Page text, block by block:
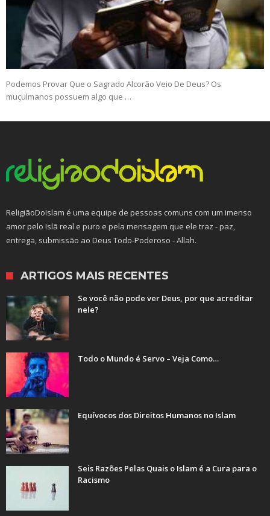
Podemos Provar Que o Sagrado Alcorão Veio De Deus? Os
muçulmanos possuem algo que …
ReligiãoDoIslam é uma equipe de pessoas comuns com um imenso
amor pelo Islã real e puro e pela mensagem que ele traz - paz,
entrega, submissão ao Deus Todo-Poderoso - Allah.
ARTIGOS MAIS RECENTES
Se você não pode ver Deus, por que acreditar
nele?
Todo o Mundo é Servo – Veja Como…
Equívocos dos Direitos Humanos no Islam
Seis Razões Pelas Quais o Islam é a Cura para o
Racismo